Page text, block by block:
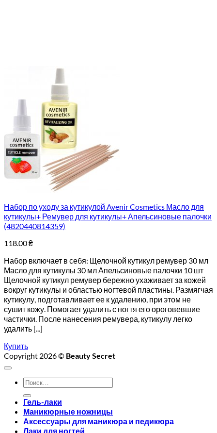
Набор по уходу за кутикулой Avenir Cosmetics Масло для
кутикулы+ Ремувер для кутикулы+ Апельсиновые палочки
(4820440814359)
118.00₴
Набор включает в себя: Щелочной кутикул ремувер 30 мл
Масло для кутикулы 30 мл Апельсиновые палочки 10 шт
Щелочной кутикул ремувер бережно ухаживает за кожей
вокруг кутикулы и областью ногтевой пластины. Размягчая
кутикулу, подготавливает ее к удалению, при этом не
сушит кожу. Помогает удалить с ногтя его ороговевшие
частички. После нанесения ремувера, кутикулу легко
удалить [...]
Купить
Copyright 2026 © Beauty Secret
Искать:
Гель-лаки
Маникюрные ножницы
Аксессуары для маникюра и педикюра
Лаки для ногтей